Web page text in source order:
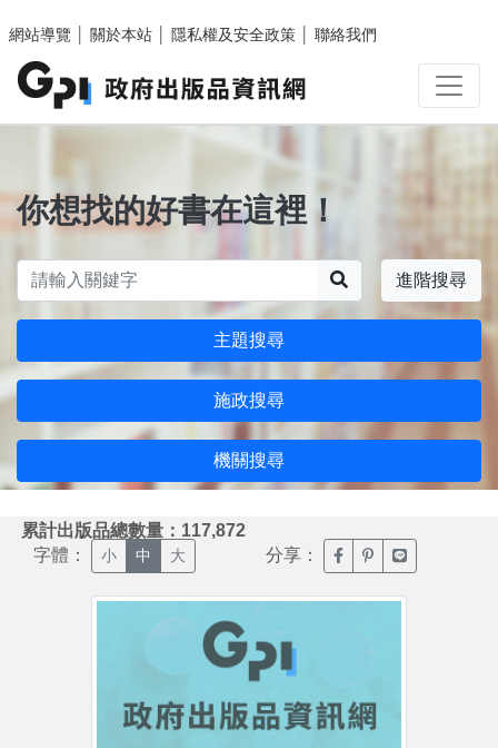
網站導覽
關於本站 隱私權及安全政策 聯絡我們
你想找的好書在這裡！
進階搜尋
主題搜尋
施政搜尋
機關搜尋
累計出版品總數量：117,872
字體： 小 中 大 分享： 臉書分享(另開新視窗)
噗浪分享(另開新
Line分享(另